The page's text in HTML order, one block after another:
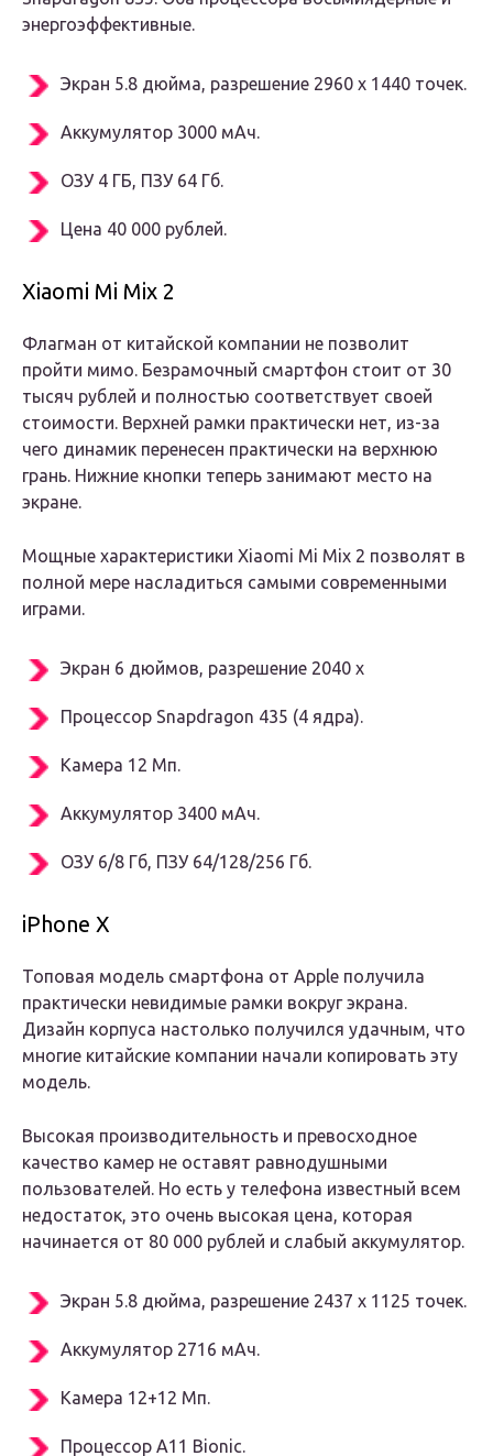
энергоэффективные.
Экран 5.8 дюйма, разрешение 2960 x 1440 точек.
Аккумулятор 3000 мАч.
ОЗУ 4 ГБ, ПЗУ 64 Гб.
Цена 40 000 рублей.
Xiaomi Mi Mix 2
Флагман от китайской компании не позволит
пройти мимо. Безрамочный смартфон стоит от 30
тысяч рублей и полностью соответствует своей
стоимости. Верхней рамки практически нет, из-за
чего динамик перенесен практически на верхнюю
грань. Нижние кнопки теперь занимают место на
экране.
Мощные характеристики Xiaomi Mi Mix 2 позволят в
полной мере насладиться самыми современными
играми.
Экран 6 дюймов, разрешение 2040 x
Процессор Snapdragon 435 (4 ядра).
Камера 12 Мп.
Аккумулятор 3400 мАч.
ОЗУ 6/8 Гб, ПЗУ 64/128/256 Гб.
iPhone X
Топовая модель смартфона от Apple получила
практически невидимые рамки вокруг экрана.
Дизайн корпуса настолько получился удачным, что
многие китайские компании начали копировать эту
модель.
Высокая производительность и превосходное
качество камер не оставят равнодушными
пользователей. Но есть у телефона известный всем
недостаток, это очень высокая цена, которая
начинается от 80 000 рублей и слабый аккумулятор.
Экран 5.8 дюйма, разрешение 2437 x 1125 точек.
Аккумулятор 2716 мАч.
Камера 12+12 Мп.
Процессор A11 Bionic.